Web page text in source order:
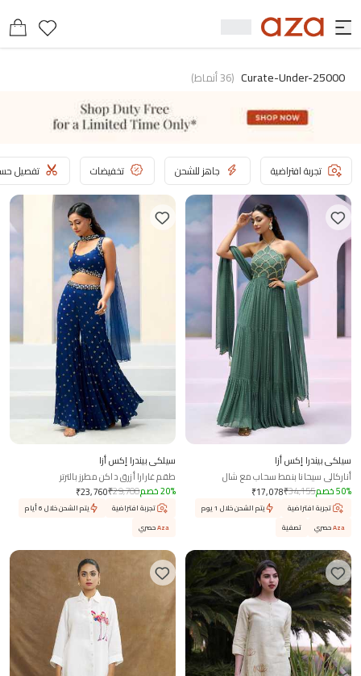
Curate-Under-25000
(
36أنماط)
تجربة افتراضية جاهز للشحن تخفيضات تفصيل
سيلكي بيندرا إكس أزا
أناركالي سيحانا بنمط سحاب مع شال
₹17,078₹34,155 50% خصم
تجربة افتراضية
يتم الشحن خلال 1 يوم
Azaحصري تصفية
سيلكي بيندرا إكس أزا
طقم غارارا أزرق داكن مطرز بالترتر
₹23,760₹29,700 20% خصم
تجربة افتراضية
يتم الشحن خلال 6 أيام
Azaحصري